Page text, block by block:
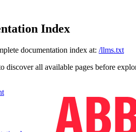
Index
documentation index at: /llms.txt
discover all available pages before